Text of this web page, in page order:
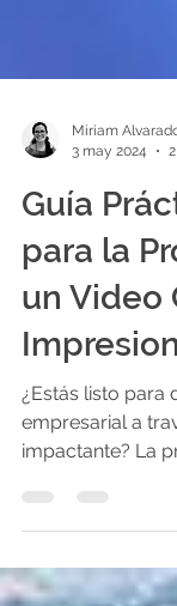
3 may 2024
Guía
para la
un Video
¿Estás listo para
empresarial a